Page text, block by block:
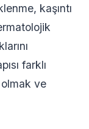
kaşıntı
farklı
ve